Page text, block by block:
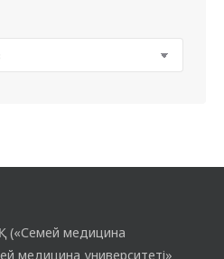
(«Семей медицина
медицина университеті»